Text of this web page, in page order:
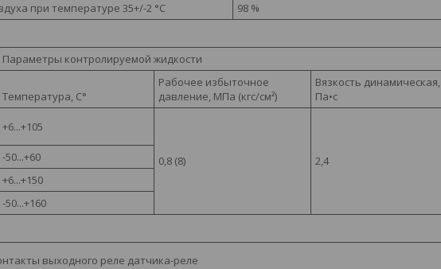
при температуре 35+/-2 °С
98 %
Параметры контролируемой жидкости
Температура, С°
Рабочее избыточное
давление, МПа (кгс/см²)
Вязкость динамическая,
Па•с
+6...+105
0,8 (8) 2,4
-50...+60
+6...+150
-50...+160
выходного реле датчика-реле